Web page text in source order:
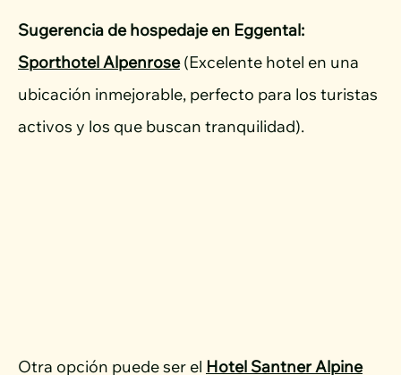
Sugerencia de hospedaje en Eggental:
Sporthotel Alpenrose(Excelente hotel en una
ubicación inmejorable, perfecto para los turistas
activos y los que buscan tranquilidad).
Otra opción puede ser el Hotel Santner Alpine